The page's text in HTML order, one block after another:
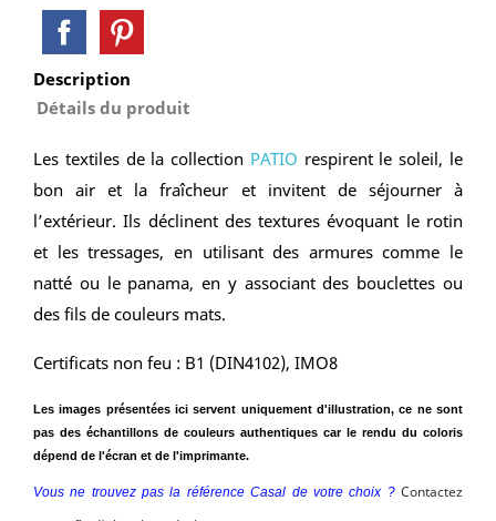
Description
Détails du produit
Les textiles de la collection PATIO respirent le soleil, le
bon air et la fraîcheur et invitent de séjourner à
l’extérieur. Ils déclinent des textures évoquant le rotin
et les tressages, en utilisant des armures comme le
natté ou le panama, en y associant des bouclettes ou
des fils de couleurs mats.
Certificats non feu : B1 (DIN4102), IMO8
Les images présentées ici servent uniquement d'illustration, ce ne sont
pas des échantillons de couleurs authentiques car le rendu du coloris
dépend de l'écran et de l'imprimante.
Vous ne trouvez pas la référence Casal de votre choix ? Contactez